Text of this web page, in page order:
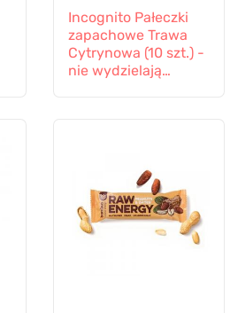
Incognito Pałeczki
zapachowe Trawa
Cytrynowa (10 szt.) -
nie wydzielają